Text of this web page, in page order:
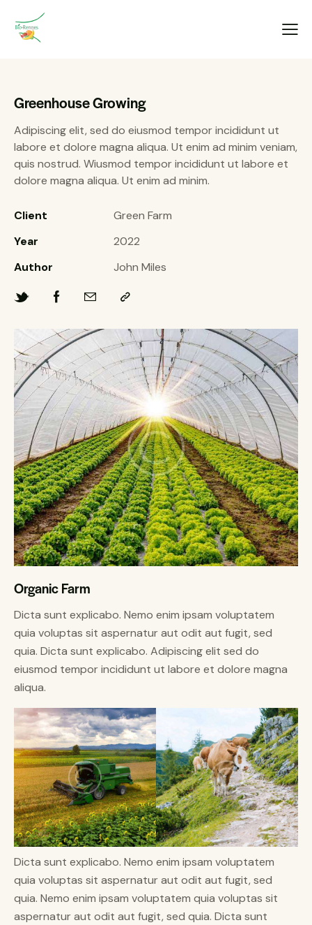
Greenhouse Growing
Adipiscing elit, sed do eiusmod tempor incididunt ut
labore et dolore magna aliqua. Ut enim ad minim veniam,
quis nostrud. Wiusmod tempor incididunt ut labore et
dolore magna aliqua. Ut enim ad minim.
Client
Green Farm
Year
2022
Author
John Miles
Organic Farm
Dicta sunt explicabo. Nemo enim ipsam voluptatem
quia voluptas sit aspernatur aut odit aut fugit, sed
quia. Dicta sunt explicabo. Adipiscing elit sed do
eiusmod tempor incididunt ut labore et dolore magna
aliqua.
Dicta sunt explicabo. Nemo enim ipsam voluptatem
quia voluptas sit aspernatur aut odit aut fugit, sed
quia. Nemo enim ipsam voluptatem quia voluptas sit
aspernatur aut odit aut fugit, sed quia. Dicta sunt